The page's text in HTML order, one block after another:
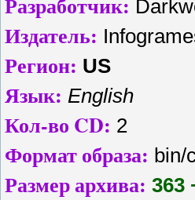
Издатель:
Регион: US
Язык: English
Кол-во CD: 2
Формат образа: bin/
Размер архива: 363